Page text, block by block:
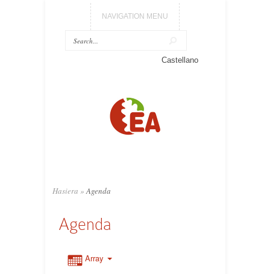
NAVIGATION MENU
Castellano
Hasiera » Agenda
Agenda
Array